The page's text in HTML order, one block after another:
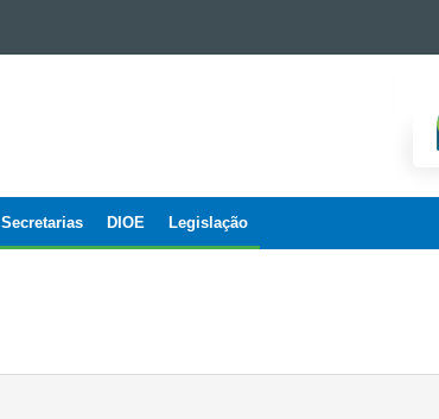
Secretarias DIOE Legislação